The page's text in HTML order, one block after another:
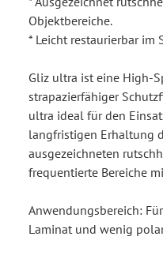
Objektbereiche.
* Leicht restaurierbar im
Gliz ultra ist eine High-
strapazierfähiger
ultra ideal für den
langfristigen Erhaltung
ausgezeichneten
frequentierte Bereiche
Anwendungsbereich:
Laminat und wenig